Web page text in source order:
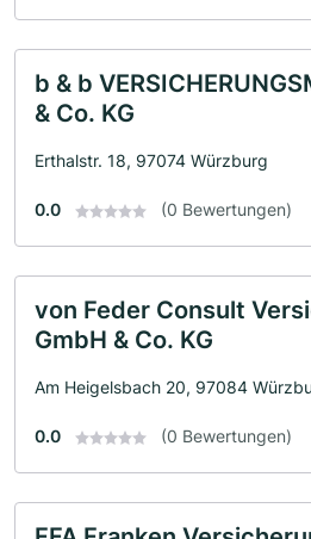
b & b
& Co. KG
Erthalstr. 18, 97074 Würzburg
0.0 (0 Bewertungen)
von Feder Consult
GmbH & Co. KG
Am Heigelsbach 20, 97084
0.0 (0 Bewertungen)